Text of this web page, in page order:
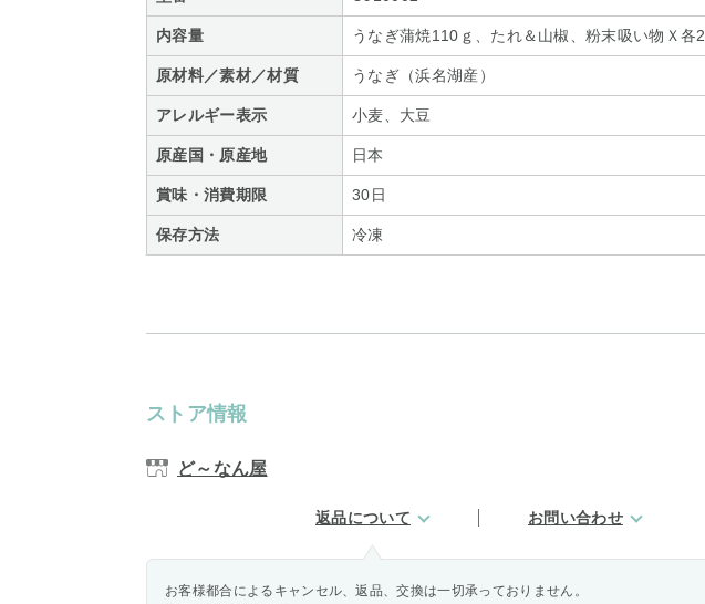
内容量 うなぎ蒲焼110ｇ、たれ＆山椒、粉末吸い物Ｘ各2
原材料／素材／材質 うなぎ（浜名湖産）
アレルギー表示 小麦、大豆
原産国・原産地 日本
賞味・消費期限 30日
保存方法 冷凍
ストア情報
ど～なん屋
返品について お問い合わせ
お客様都合によるキャンセル、返品、交換は一切承っておりません。